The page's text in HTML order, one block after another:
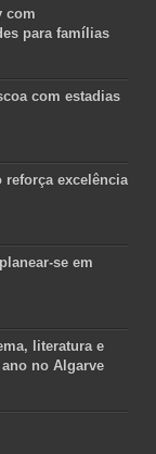
com
para famílias
com estadias
reforça excelência
se em
literatura e
no Algarve